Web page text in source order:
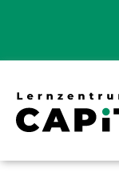
Startseite